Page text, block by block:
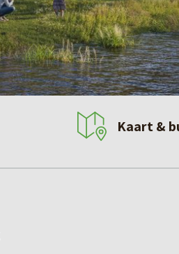
Kaart &